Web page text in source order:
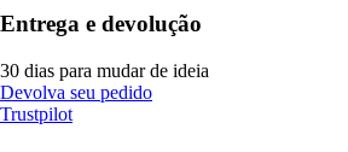
Entrega e devolução
30 dias para mudar de ideia
Devolva seu pedido
Trustpilot